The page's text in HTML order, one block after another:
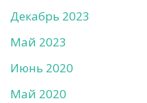
Декабрь 2023
Май 2023
Июнь 2020
Май 2020